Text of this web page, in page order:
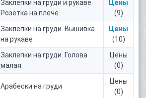
Заклепки на груди и рукаве.
Розетка на плече
Цены
(9)
Заклепки на груди. Вышивка
на рукаве
Цены
(10)
Заклепки на груди. Голова
малая
Цены
(0)
Арабески на груди
Цены
(0)